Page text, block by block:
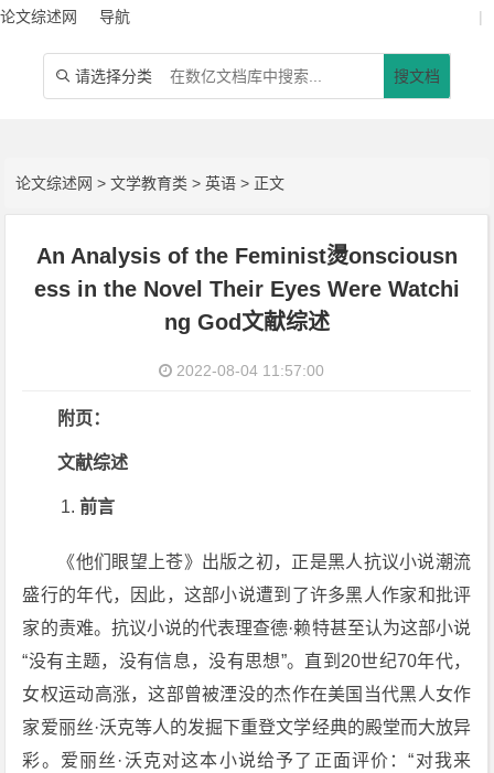
论文综述网 导航 |
 请选择分类 搜文档
论文综述网 >文学教育类 >英语 > 正文
An Analysis of the Feminist燙onsciousn
ess in the Novel Their Eyes Were Watchi
ng God文献综述
2022-08-04 11:57:00
附页：
文献综述
前言
《他们眼望上苍》出版之初，正是黑人抗议小说潮流
盛行的年代，因此，这部小说遭到了许多黑人作家和批评
家的责难。抗议小说的代表理查德·赖特甚至认为这部小说
“没有主题，没有信息，没有思想”。直到20世纪70年代，
女权运动高涨，这部曾被湮没的杰作在美国当代黑人女作
家爱丽丝·沃克等人的发掘下重登文学经典的殿堂而大放异
彩。爱丽丝·沃克对这本小说给予了正面评价：“对我来